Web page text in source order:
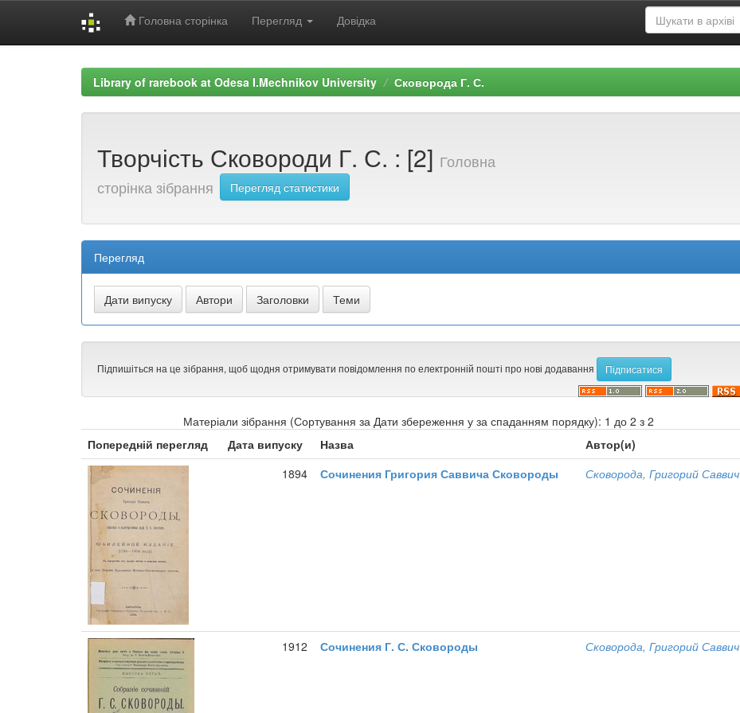
Головна сторінка Перегляд Довідка
Library of rarebook at Odesa I.Mechnikov University Сковорода Г. С.
Творчість Сковороди Г. С. : [2] Головна
сторінка зібрання
Перегляд статистики
Перегляд
Підпишіться на це зібрання, щоб щодня отримувати повідомлення по електронній пошті про нові додавання
Матеріали зібрання (Сортування за Дати збереження у за спаданням порядку): 1 до 2 з 2
Попередній перегляд
Дата випуску Назва
Автор(и)
1894
Сочинения Григория Саввича Сковороды Сковорода, Григорий Саввич
1912 Сочинения Г. С. Сковороды Сковорода, Григорий Саввич